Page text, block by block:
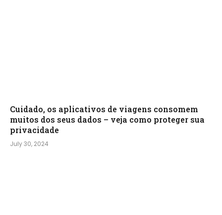
Cuidado, os aplicativos de viagens consomem
muitos dos seus dados – veja como proteger sua
privacidade
July 30, 2024